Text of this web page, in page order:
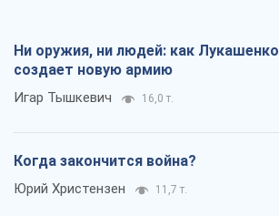
Ни оружия, ни людей: как Лукашенко
создает новую армию
Игар Тышкевич 16,0 т.
Когда закончится война?
Юрий Христензен 11,7 т.